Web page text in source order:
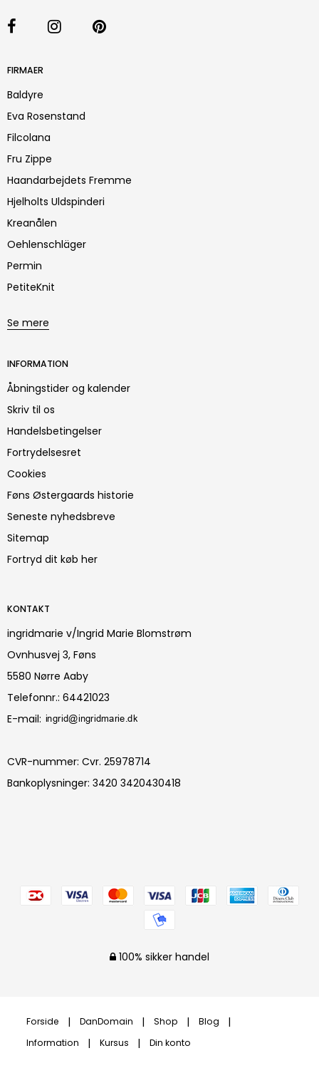
FIRMAER
Baldyre
Eva Rosenstand
Filcolana
Fru Zippe
Haandarbejdets Fremme
Hjelholts Uldspinderi
Kreanålen
Oehlenschläger
Permin
PetiteKnit
Se mere
INFORMATION
Åbningstider og kalender
Skriv til os
Handelsbetingelser
Fortrydelsesret
Cookies
Føns Østergaards historie
Seneste nyhedsbreve
Sitemap
Fortryd dit køb her
KONTAKT
ingridmarie v/Ingrid Marie Blomstrøm
Ovnhusvej 3, Føns
5580 Nørre Aaby
Telefonnr.: 64421023
E-mail:
CVR-nummer: Cvr. 25978714
Bankoplysninger: 3420 3420430418
100% sikker handel
Forside DanDomain Shop
Blog
Information
Kursus Din konto